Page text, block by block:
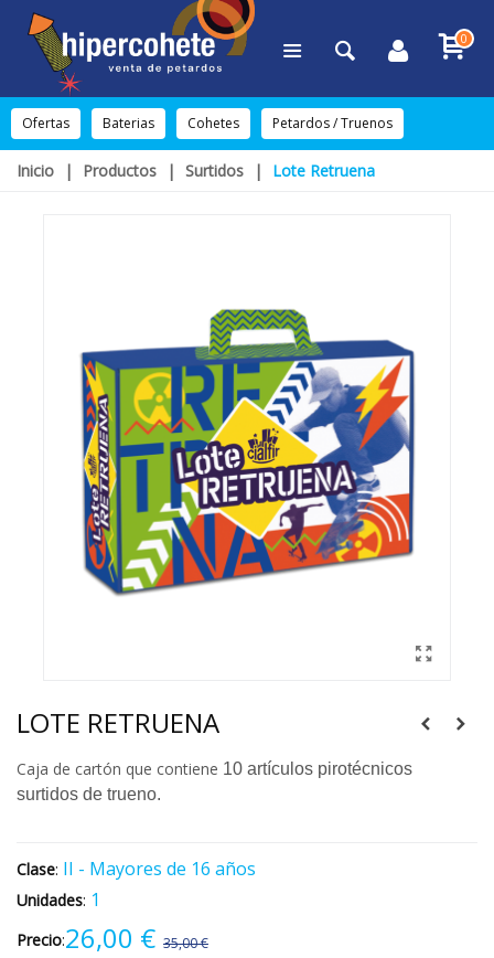
0
Ofertas Baterias Cohetes Petardos / Truenos
Inicio | Productos | Surtidos | Lote Retruena
LOTE RETRUENA
Caja de cartón que contiene 10 artículos pirotécnicos
surtidos de trueno.
Clase: II - Mayores de 16 años
Unidades: 1
Precio:26,00 € 35,00 €